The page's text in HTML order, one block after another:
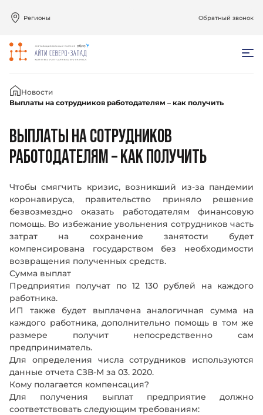
Регионы Обратный звонок
Главная
Новости
Выплаты на сотрудников работодателям – как получить
ВЫПЛАТЫ НА СОТРУДНИКОВ
РАБОТОДАТЕЛЯМ – КАК ПОЛУЧИТЬ
Чтобы смягчить кризис, возникший из-за пандемии
коронавируса, правительство приняло решение
безвозмездно оказать работодателям финансовую
помощь. Во избежание увольнения сотрудников часть
затрат на сохранение занятости будет
компенсирована государством без необходимости
возвращения полученных средств.
Сумма выплат
Предприятия получат по 12 130 рублей на каждого
работника.
ИП также будет выплачена аналогичная сумма на
каждого работника, дополнительно помощь в том же
размере получит непосредственно сам
предприниматель.
Для определения числа сотрудников используются
данные отчета СЗВ-М за 03. 2020.
Кому полагается компенсация?
Для получения выплат предприятие должно
соответствовать следующим требованиям: